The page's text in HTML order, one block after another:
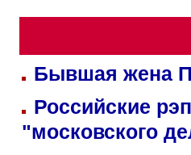
Бывшая жена
Российские
"московского